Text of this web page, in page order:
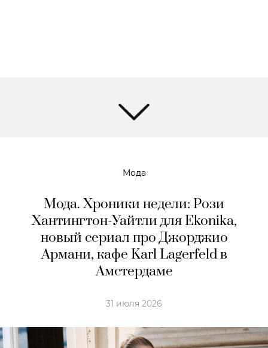
Мода
Мода. Хроники недели: Рози
Хантингтон-Уайтли для Ekonika,
новый сериал про Джорджио
Армани, кафе Karl Lagerfeld в
Амстердaме
31 июля 2026